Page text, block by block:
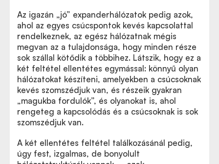
Az igazán „jó” expanderhálózatok pedig azok,
ahol az egyes csúcspontok kevés kapcsolattal
rendelkeznek, az egész hálózatnak mégis
megvan az a tulajdonsága, hogy minden része
sok szállal kötődik a többihez. Látszik, hogy ez a
két feltétel ellentétes egymással: könnyű olyan
hálózatokat készíteni, amelyekben a csúcsoknak
kevés szomszédjuk van, és részeik gyakran
„magukba fordulók”, és olyanokat is, ahol
rengeteg a kapcsolódás és a csúcsoknak is sok
szomszédjuk van.
A két ellentétes feltétel találkozásánál pedig,
úgy fest, izgalmas, de bonyolult